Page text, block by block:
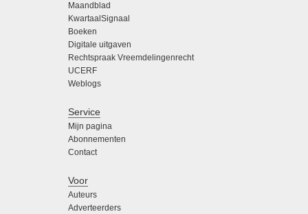
Maandblad
KwartaalSignaal
Boeken
Digitale uitgaven
Rechtspraak Vreemdelingenrecht
UCERF
Weblogs
Service
Mijn pagina
Abonnementen
Contact
Voor
Auteurs
Adverteerders